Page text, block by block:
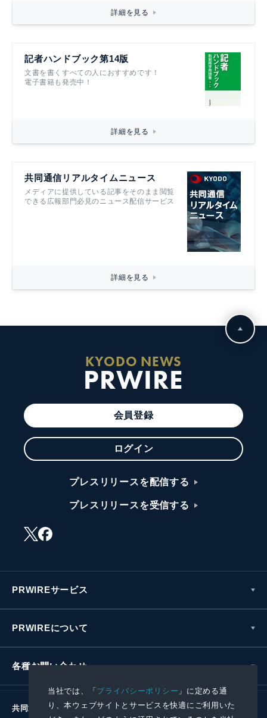
当社では、「プライバシーポリシー 」に定める通
り、本ウェブサイトとサービスを快適にご利用いた
詳細を見る
記者ハンドブック第14版
文書を書くすべての人におすすめです！
電子書籍も発売中！
詳細を見る
共同通信リアルタイムニュース
メディアに提供している記事をそのまま閲覧
できる広報部門必見のニュース配信サービス
詳細を見る
KYODO NEWS
PRWIRE
会員登録
ログイン
プレスリリースを配信する
プレスリリースを受信する
PRWIREサービス
PRWIREについて
各種お問い合わせ
共同通信社グループ